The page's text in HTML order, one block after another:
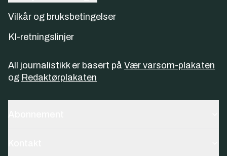
Vilkår og bruksbetingelser
KI-retningslinjer
All journalistikk er basert på Vær varsom-plakaten
og Redaktørplakaten